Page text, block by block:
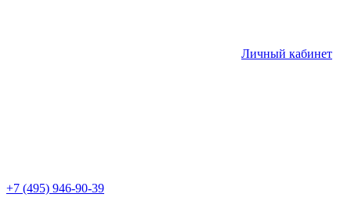
Личный кабинет
+7 (495) 946-90-39